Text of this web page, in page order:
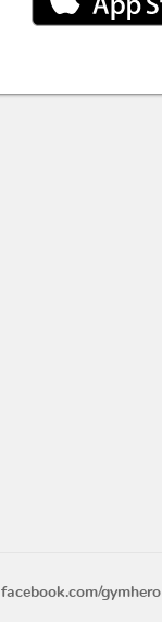
facebook.com/gymhero